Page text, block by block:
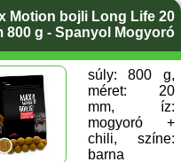
Motion bojli Long Life 20
800 g - Spanyol Mogyoró
súly: 800 g,
méret: 20
mm, íz:
mogyoró +
chili, színe:
barna